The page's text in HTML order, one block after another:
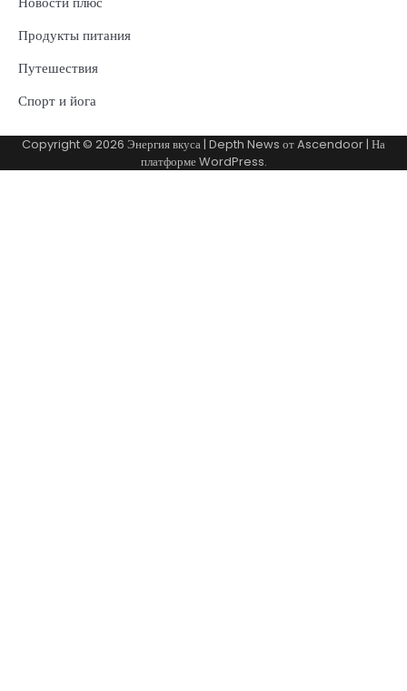
Продукты питания
Путешествия
Спорт и йога
Copyright © 2026 Энергия вкуса | Depth News отAscendoor | На
платформеWordPress.